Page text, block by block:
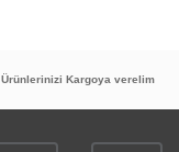
Ürünlerinizi Kargoya verelim